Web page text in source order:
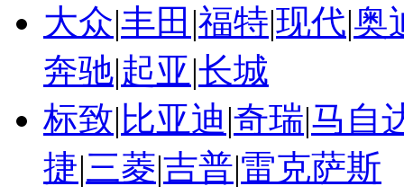
大众|丰田 |福特|现代|奥
奔驰|起亚|长城
标致| 比亚迪|奇瑞|马自
捷|三菱|吉普|雷克萨斯